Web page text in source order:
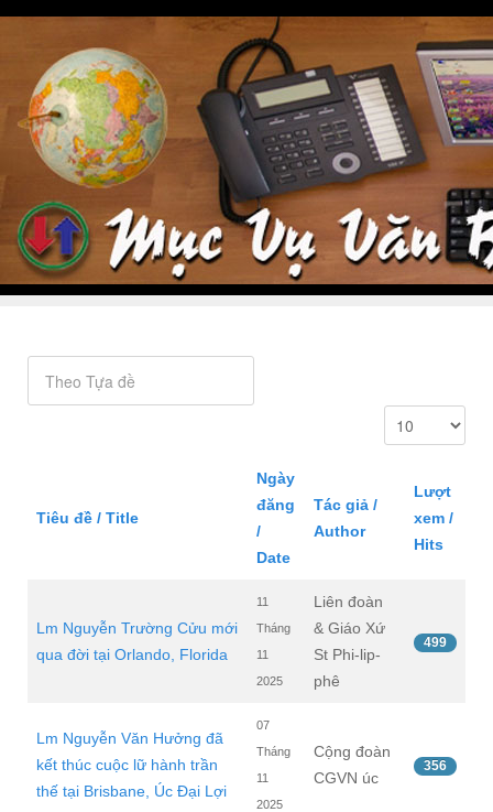
Tiêu đề / Title
Ngày
đăng
/
Date
Tác giả /
Author
Lượt
xem /
Hits
Lm Nguyễn Trường Cửu mới
qua đời tại Orlando, Florida
11
Tháng
11
2025
Liên đoàn
& Giáo Xứ
St Phi-lip-
phê
499
Lm Nguyễn Văn Hưởng đã
kết thúc cuộc lữ hành trần
thế tại Brisbane, Úc Đại Lợi
07
Tháng
11
2025
Cộng đoàn
CGVN úc
356